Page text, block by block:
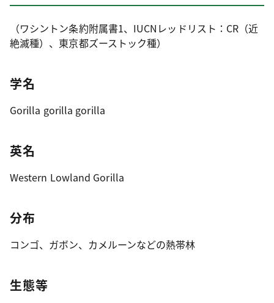
（ワシントン条約附属書1、IUCNレッドリスト：CR（近
絶滅種）、東京都ズーストック種）
学名
Gorilla gorilla gorilla
英名
Western Lowland Gorilla
分布
コンゴ、ガボン、カメルーンなどの熱帯林
生態等